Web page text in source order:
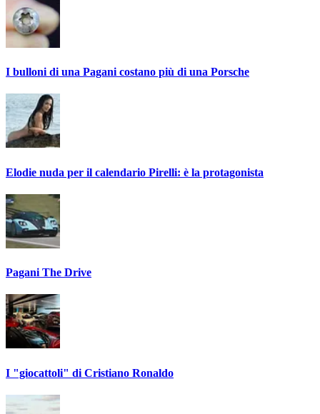
I bulloni di una Pagani costano più di una Porsche
Elodie nuda per il calendario Pirelli: è la protagonista
Pagani The Drive
I "giocattoli" di Cristiano Ronaldo